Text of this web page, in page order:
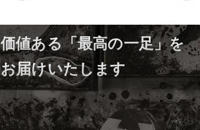
価値ある「最高の一足」を
お届けいたします